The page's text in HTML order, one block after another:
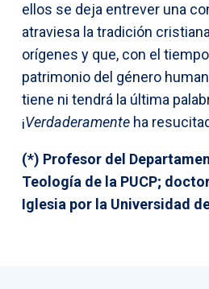
ellos se deja entrever una
atraviesa la tradición
orígenes y que, con el
patrimonio del género
tiene ni tendrá la última
¡Verdaderamente ha
(*) Profesor del
Teología de la PUCP;
Iglesia por la Universidad